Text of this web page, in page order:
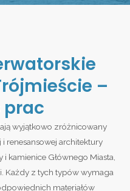
–
prac
wyjątkowo zróżnicowany
renesansowej architektury
kamienice Głównego Miasta,
Każdy z tych typów wymaga
materiałów